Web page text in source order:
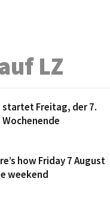
LZ
startet Freitag, der 7.
how Friday 7 August
weekend